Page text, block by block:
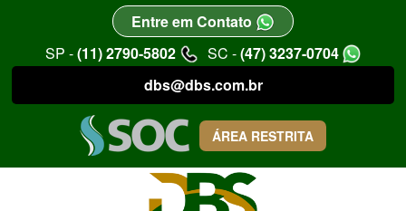
Entre em Contato
SP -(11) 2790-5802 SC -(47) 3237-0704
dbs@dbs.com.br
ÁREA RESTRITA